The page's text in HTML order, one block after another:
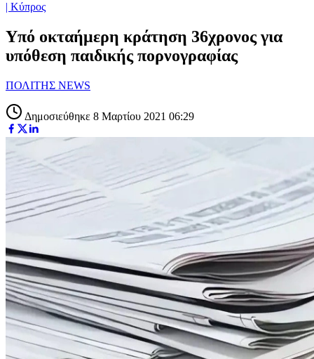
| Κύπρος
Υπό οκταήμερη κράτηση 36χρονος για
υπόθεση παιδικής πορνογραφίας
ΠΟΛΙΤΗΣ NEWS
Δημοσιεύθηκε 8 Μαρτίου 2021 06:29